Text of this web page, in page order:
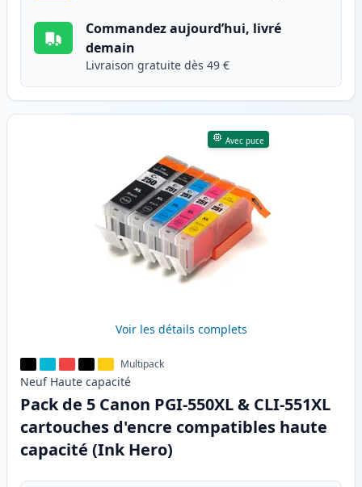
Commandez aujourd’hui, livré
demain
Livraison gratuite dès 49 €
Avec puce
Voir les détails complets
Multipack
Neuf Haute capacité
Pack de 5 Canon PGI-550XL & CLI-551XL
cartouches d'encre compatibles haute
capacité (Ink Hero)